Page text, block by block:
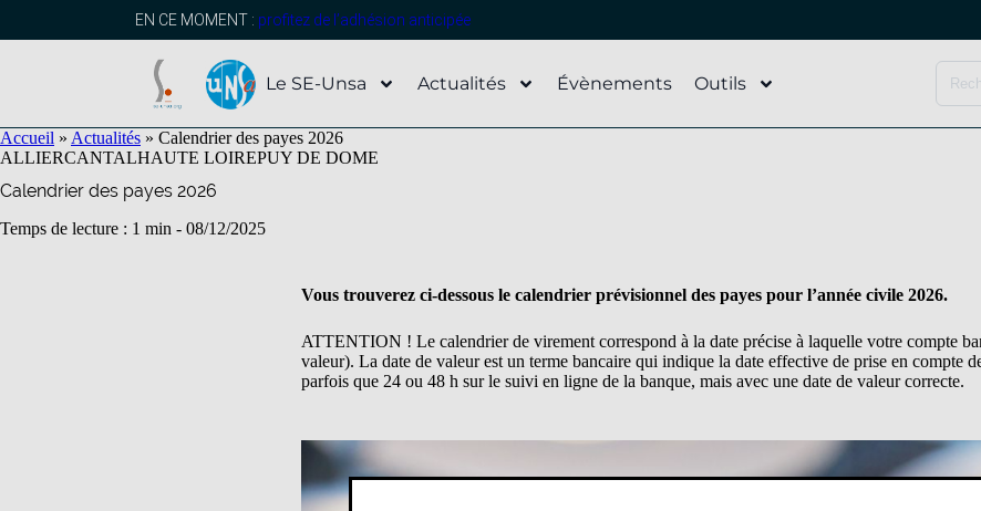
EN CE MOMENT : profitez de l’adhésion anticipée
Le SE-Unsa Actualités Évènements Outils
Accueil » Actualités » Calendrier des payes 2026
ALLIERCANTALHAUTE LOIREPUY DE DOME
Calendrier des payes 2026
Temps de lecture : 1 min - 08/12/2025
Vous trouverez ci-dessous le calendrier prévisionnel des payes pour l’année civile 2026.
ATTENTION ! Le calendrier de virement correspond à la date précise à laquelle votre compte
valeur). La date de valeur est un terme bancaire qui indique la date effective de prise en compte
parfois que 24 ou 48 h sur le suivi en ligne de la banque, mais avec une date de valeur correcte.